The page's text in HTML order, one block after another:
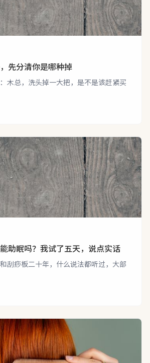
先分清你是哪种掉
木总，洗头掉一大把，是不是该赶紧买
助眠吗？我试了五天，说点实话
刮痧板二十年，什么说法都听过，大部